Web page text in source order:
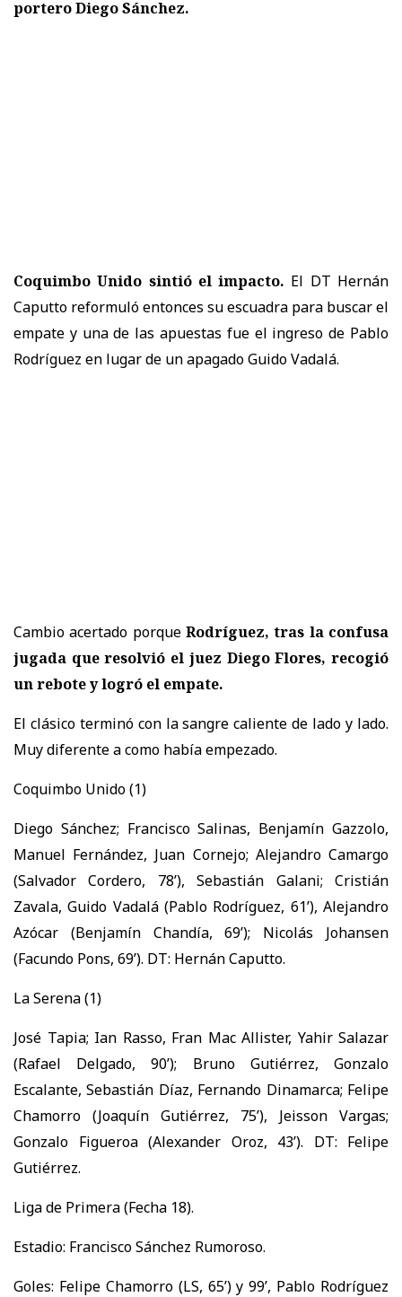
portero Diego Sánchez.
Coquimbo Unido sintió el impacto. El DT Hernán
Caputto reformuló entonces su escuadra para buscar el
empate y una de las apuestas fue el ingreso de Pablo
Rodríguez en lugar de un apagado Guido Vadalá.
Cambio acertado porque Rodríguez, tras la confusa
jugada que resolvió el juez Diego Flores, recogió
un rebote y logró el empate.
El clásico terminó con la sangre caliente de lado y lado.
Muy diferente a como había empezado.
Coquimbo Unido (1)
Diego Sánchez; Francisco Salinas, Benjamín Gazzolo,
Manuel Fernández, Juan Cornejo; Alejandro Camargo
(Salvador Cordero, 78’), Sebastián Galani; Cristián
Zavala, Guido Vadalá (Pablo Rodríguez, 61’), Alejandro
Azócar (Benjamín Chandía, 69’); Nicolás Johansen
(Facundo Pons, 69’). DT: Hernán Caputto.
La Serena (1)
José Tapia; Ian Rasso, Fran Mac Allister, Yahir Salazar
(Rafael Delgado, 90’); Bruno Gutiérrez, Gonzalo
Escalante, Sebastián Díaz, Fernando Dinamarca; Felipe
Chamorro (Joaquín Gutiérrez, 75’), Jeisson Vargas;
Gonzalo Figueroa (Alexander Oroz, 43’). DT: Felipe
Gutiérrez.
Liga de Primera (Fecha 18).
Estadio: Francisco Sánchez Rumoroso.
Goles: Felipe Chamorro (LS, 65’) y 99’, Pablo Rodríguez